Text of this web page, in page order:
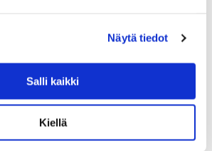
Näytä tiedot
Salli kaikki
Kiellä